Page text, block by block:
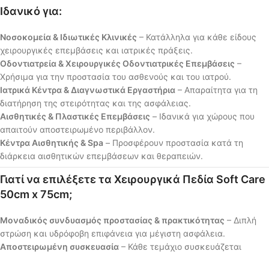
Ιδανικό για:
Νοσοκομεία & Ιδιωτικές Κλινικές – Κατάλληλα για κάθε είδους
χειρουργικές επεμβάσεις και ιατρικές πράξεις.
Οδοντιατρεία & Χειρουργικές Οδοντιατρικές Επεμβάσεις –
Χρήσιμα για την προστασία του ασθενούς και του ιατρού.
Ιατρικά Κέντρα & Διαγνωστικά Εργαστήρια – Απαραίτητα για τη
διατήρηση της στειρότητας και της ασφάλειας.
Αισθητικές & Πλαστικές Επεμβάσεις – Ιδανικά για χώρους που
απαιτούν αποστειρωμένο περιβάλλον.
Κέντρα Αισθητικής & Spa – Προσφέρουν προστασία κατά τη
διάρκεια αισθητικών επεμβάσεων και θεραπειών.
Γιατί να επιλέξετε τα Χειρουργικά Πεδία Soft Care
50cm x 75cm;
Μοναδικός συνδυασμός προστασίας & πρακτικότητας – Διπλή
στρώση και υδρόφοβη επιφάνεια για μέγιστη ασφάλεια.
Αποστειρωμένη συσκευασία – Κάθε τεμάχιο συσκευάζεται